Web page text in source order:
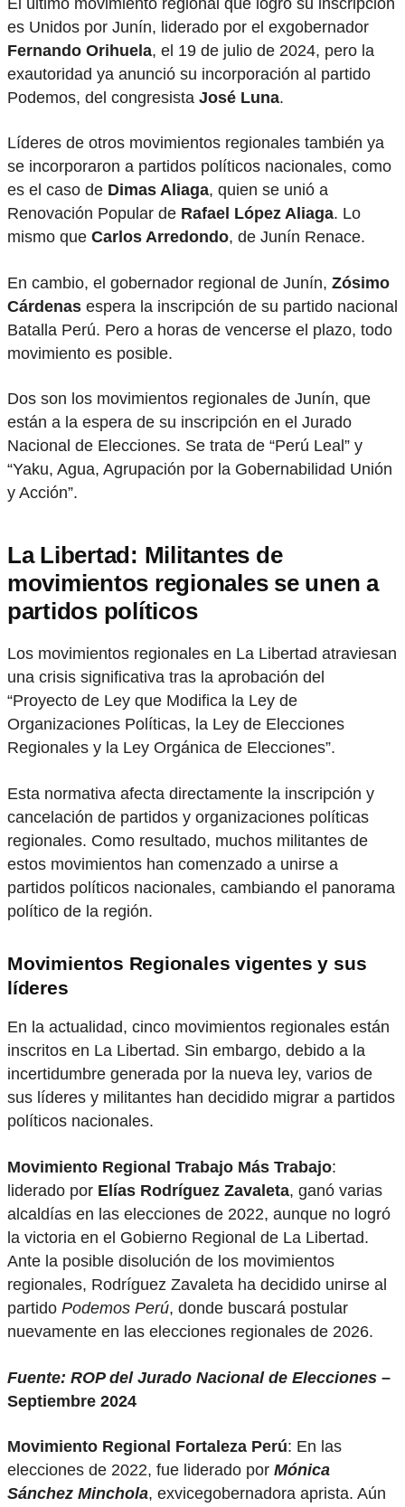
es Unidos por Junín, liderado por el exgobernador
Fernando Orihuela, el 19 de julio de 2024, pero la
exautoridad ya anunció su incorporación al partido
Podemos, del congresista José Luna.
Líderes de otros movimientos regionales también ya
se incorporaron a partidos políticos nacionales, como
es el caso de Dimas Aliaga, quien se unió a
Renovación Popular de Rafael López Aliaga. Lo
mismo que Carlos Arredondo, de Junín Renace.
En cambio, el gobernador regional de Junín, Zósimo
Cárdenas espera la inscripción de su partido nacional
Batalla Perú. Pero a horas de vencerse el plazo, todo
movimiento es posible.
Dos son los movimientos regionales de Junín, que
están a la espera de su inscripción en el Jurado
Nacional de Elecciones. Se trata de “Perú Leal” y
“Yaku, Agua, Agrupación por la Gobernabilidad Unión
y Acción”.
La Libertad: Militantes de
movimientos regionales se unen a
partidos políticos
Los movimientos regionales en La Libertad atraviesan
una crisis significativa tras la aprobación del
“Proyecto de Ley que Modifica la Ley de
Organizaciones Políticas, la Ley de Elecciones
Regionales y la Ley Orgánica de Elecciones”.
Esta normativa afecta directamente la inscripción y
cancelación de partidos y organizaciones políticas
regionales. Como resultado, muchos militantes de
estos movimientos han comenzado a unirse a
partidos políticos nacionales, cambiando el panorama
político de la región.
Movimientos Regionales vigentes y sus
líderes
En la actualidad, cinco movimientos regionales están
inscritos en La Libertad. Sin embargo, debido a la
incertidumbre generada por la nueva ley, varios de
sus líderes y militantes han decidido migrar a partidos
políticos nacionales.
Movimiento Regional Trabajo Más Trabajo:
liderado por Elías Rodríguez Zavaleta, ganó varias
alcaldías en las elecciones de 2022, aunque no logró
la victoria en el Gobierno Regional de La Libertad.
Ante la posible disolución de los movimientos
regionales, Rodríguez Zavaleta ha decidido unirse al
partido Podemos Perú, donde buscará postular
nuevamente en las elecciones regionales de 2026.
Fuente: ROP del Jurado Nacional de Elecciones –
Septiembre 2024
Movimiento Regional Fortaleza Perú: En las
elecciones de 2022, fue liderado por Mónica
Sánchez Minchola, exvicegobernadora aprista. Aún